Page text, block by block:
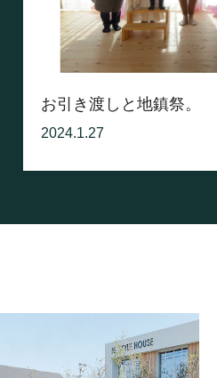
お引き渡しと地鎮祭。
2024.1.27